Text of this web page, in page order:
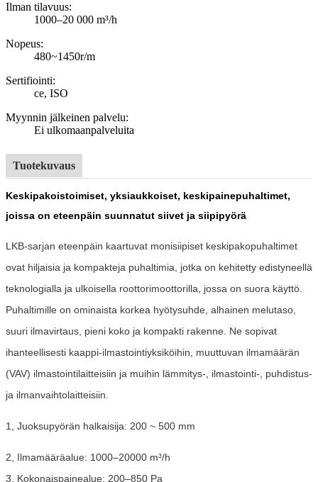
Ilman tilavuus:
1000–20 000 m³/h
Nopeus:
480~1450r/m
Sertifiointi:
ce, ISO
Myynnin jälkeinen palvelu:
Ei ulkomaanpalveluita
Tuotekuvaus
Keskipakoistoimiset, yksiaukkoiset, keskipainepuhaltimet,
joissa on eteenpäin suunnatut siivet ja siipipyörä
LKB-sarjan eteenpäin kaartuvat monisiipiset keskipakopuhaltimet
ovat hiljaisia ​​ja kompakteja puhaltimia, jotka on kehitetty edistyneellä
teknologialla ja ulkoisella roottorimoottorilla, jossa on suora käyttö.
Puhaltimille on ominaista korkea hyötysuhde, alhainen melutaso,
suuri ilmavirtaus, pieni koko ja kompakti rakenne. Ne sopivat
ihanteellisesti kaappi-ilmastointiyksiköihin, muuttuvan ilmamäärän
(VAV) ilmastointilaitteisiin ja muihin lämmitys-, ilmastointi-, puhdistus-
ja ilmanvaihtolaitteisiin.
1, Juoksupyörän halkaisija: 200 ~ 500 mm
2, Ilmamääräalue: 1000–20000 m³/h
3, Kokonaispainealue: 200–850 Pa